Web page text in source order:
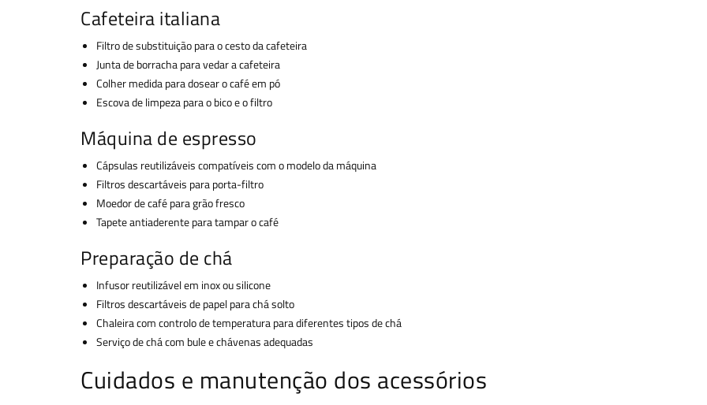
Cafeteira italiana
Filtro de substituição para o cesto da cafeteira
Junta de borracha para vedar a cafeteira
Colher medida para dosear o café em pó
Escova de limpeza para o bico e o filtro
Máquina de espresso
Cápsulas reutilizáveis compatíveis com o modelo da máquina
Filtros descartáveis para porta-filtro
Moedor de café para grão fresco
Tapete antiaderente para tampar o café
Preparação de chá
Infusor reutilizável em inox ou silicone
Filtros descartáveis de papel para chá solto
Chaleira com controlo de temperatura para diferentes tipos de chá
Serviço de chá com bule e chávenas adequadas
Cuidados e manutenção dos acessórios